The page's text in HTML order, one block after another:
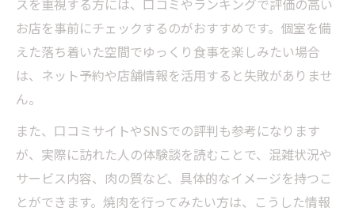
スを重視する方には、口コミやランキングで評価の高い
お店を事前にチェックするのがおすすめです。個室を備
えた落ち着いた空間でゆっくり食事を楽しみたい場合
は、ネット予約や店舗情報を活用すると失敗がありませ
ん。
また、口コミサイトやSNSでの評判も参考になります
が、実際に訪れた人の体験談を読むことで、混雑状況や
サービス内容、肉の質など、具体的なイメージを持つこ
とができます。焼肉を行ってみたい方は、こうした情報